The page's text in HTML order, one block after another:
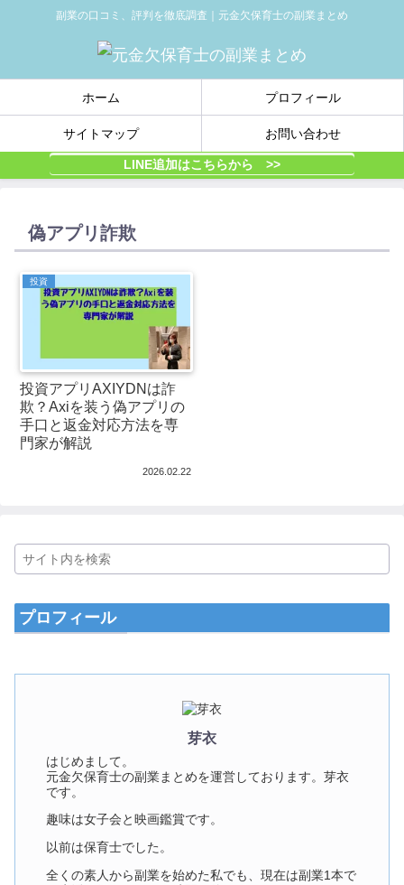
副業の口コミ、評判を徹底調査｜元金欠保育士の副業まとめ
ホーム プロフィール
サイトマップ お問い合わせ
LINE追加はこちらから >>
偽アプリ詐欺
投資
投資アプリAXIYDNは詐
欺？Axiを装う偽アプリの
手口と返金対応方法を専
門家が解説
2026.02.22
プロフィール
芽衣
はじめまして。
元金欠保育士の副業まとめを運営しております。芽衣
です。
趣味は女子会と映画鑑賞です。
以前は保育士でした。
全くの素人から副業を始めた私でも、現在は副業1本で